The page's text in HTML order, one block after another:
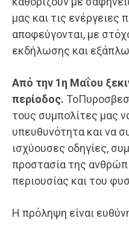
μας και τις ενέργειες
αποφεύγονται, με
εκδήλωσης και
Από την 1η Μαΐου
περίοδος.
τους συμπολίτες μας
υπευθυνότητα και να
ισχύουσες οδηγίες,
προστασία της
περιουσίας και του
Η πρόληψη είναι